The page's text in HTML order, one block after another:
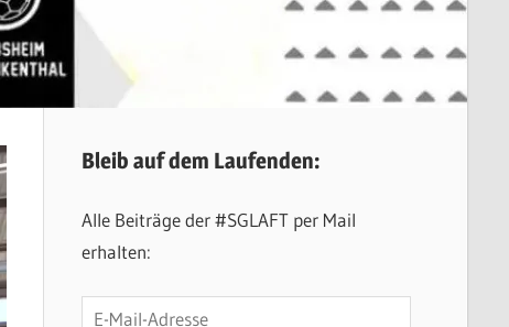
Bleib auf dem Laufenden:
Alle Beiträge der #SGLAFT per Mail
erhalten:
E-